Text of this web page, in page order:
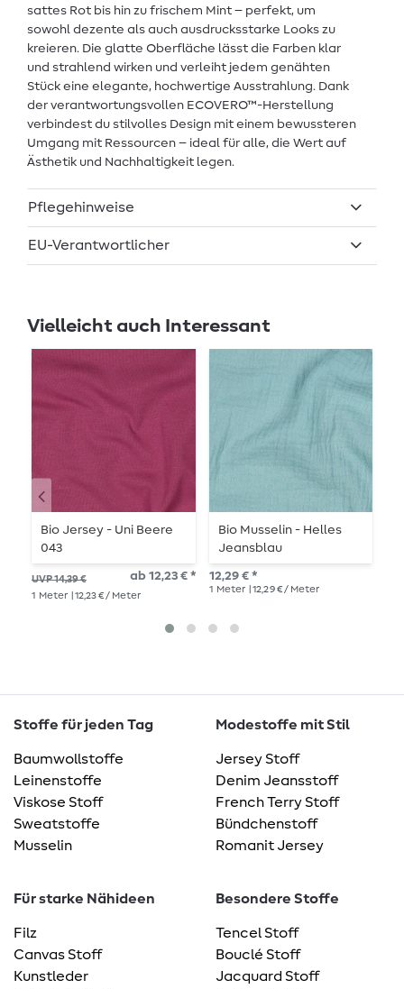
sattes Rot bis hin zu frischem Mint – perfekt, um
sowohl dezente als auch ausdrucksstarke Looks zu
kreieren. Die glatte Oberfläche lässt die Farben klar
und strahlend wirken und verleiht jedem genähten
Stück eine elegante, hochwertige Ausstrahlung. Dank
der verantwortungsvollen ECOVERO™-Herstellung
verbindest du stilvolles Design mit einem bewussteren
Umgang mit Ressourcen – ideal für alle, die Wert auf
Ästhetik und Nachhaltigkeit legen.
Pflegehinweise
EU-Verantwortlicher
Vielleicht auch Interessant
Bio Jersey - Uni Beere
043
UVP 14,39 € ab 12,23 € *
1 Meter | 12,23 € / Meter
Bio Musselin - Helles
Jeansblau
12,29 € *
1 Meter | 12,29 € / Meter
Stoffe für jeden Tag
Baumwollstoffe
Leinenstoffe
Viskose Stoff
Sweatstoffe
Musselin
Modestoffe mit Stil
Jersey Stoff
Denim Jeansstoff
French Terry Stoff
Bündchenstoff
Romanit Jersey
Für starke Nähideen
Filz
Canvas Stoff
Kunstleder
Besondere Stoffe
Tencel Stoff
Bouclé Stoff
Jacquard Stoff